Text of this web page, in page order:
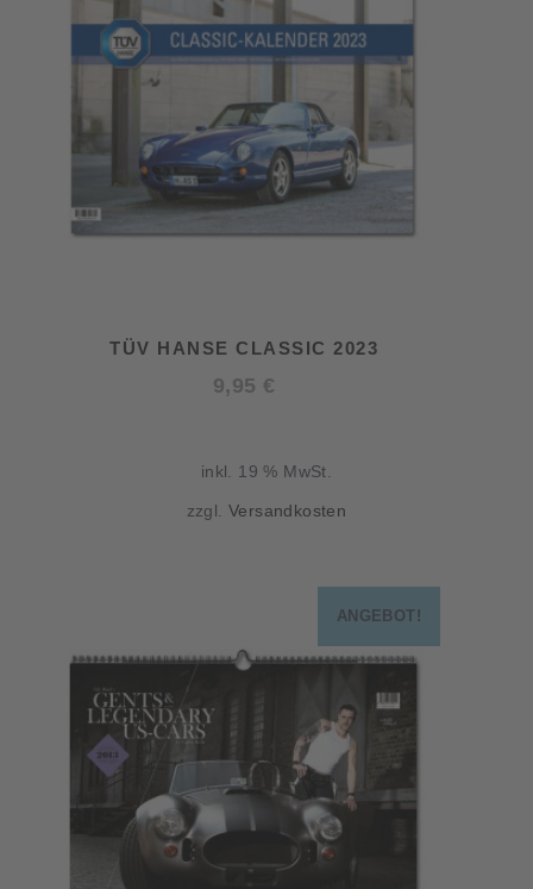
TÜV HANSE CLASSIC 2023
9,95 €
inkl. 19 % MwSt.
zzgl.Versandkosten
ANGEBOT!